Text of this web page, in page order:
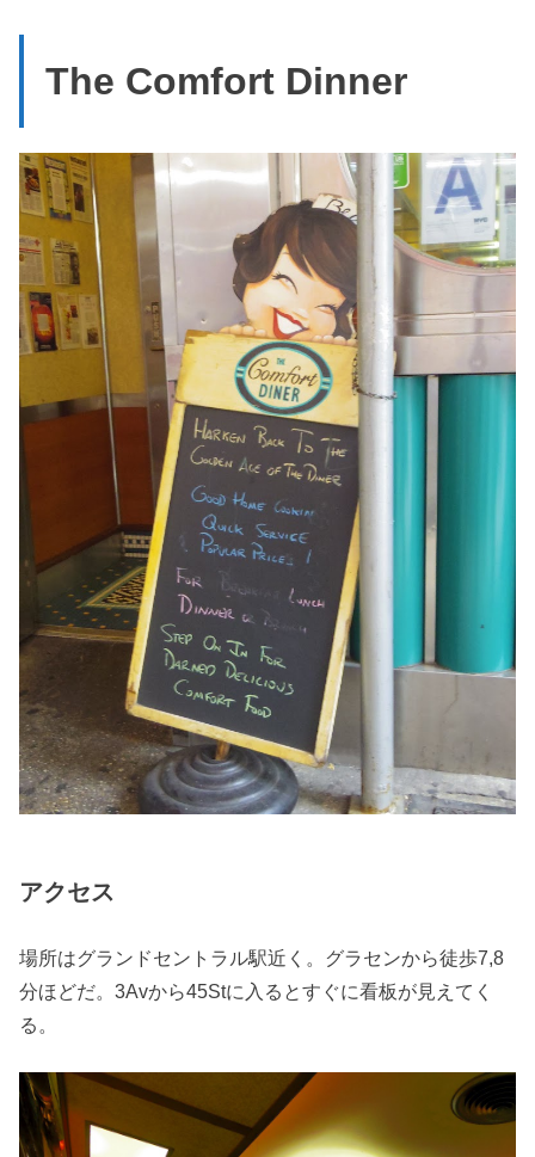
The Comfort Dinner
アクセス
場所はグランドセントラル駅近く。グラセンから徒歩7,8
分ほどだ。3Avから45Stに入るとすぐに看板が見えてく
る。